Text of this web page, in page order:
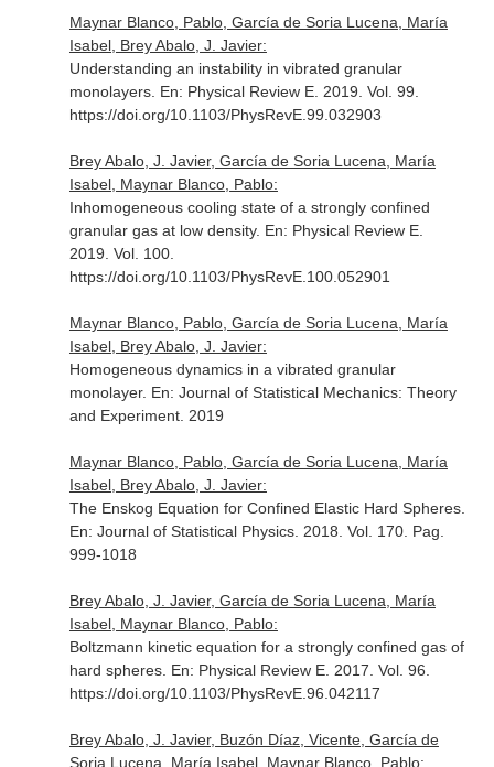
Maynar Blanco, Pablo, García de Soria Lucena, María
Isabel, Brey Abalo, J. Javier:
Understanding an instability in vibrated granular
monolayers. En: Physical Review E. 2019. Vol. 99.
https://doi.org/10.1103/PhysRevE.99.032903
Brey Abalo, J. Javier, García de Soria Lucena, María
Isabel, Maynar Blanco, Pablo:
Inhomogeneous cooling state of a strongly confined
granular gas at low density. En: Physical Review E.
2019. Vol. 100.
https://doi.org/10.1103/PhysRevE.100.052901
Maynar Blanco, Pablo, García de Soria Lucena, María
Isabel, Brey Abalo, J. Javier:
Homogeneous dynamics in a vibrated granular
monolayer. En: Journal of Statistical Mechanics: Theory
and Experiment. 2019
Maynar Blanco, Pablo, García de Soria Lucena, María
Isabel, Brey Abalo, J. Javier:
The Enskog Equation for Confined Elastic Hard Spheres.
En: Journal of Statistical Physics. 2018. Vol. 170. Pag.
999-1018
Brey Abalo, J. Javier, García de Soria Lucena, María
Isabel, Maynar Blanco, Pablo:
Boltzmann kinetic equation for a strongly confined gas of
hard spheres. En: Physical Review E. 2017. Vol. 96.
https://doi.org/10.1103/PhysRevE.96.042117
Brey Abalo, J. Javier, Buzón Díaz, Vicente, García de
Soria Lucena, María Isabel, Maynar Blanco, Pablo: